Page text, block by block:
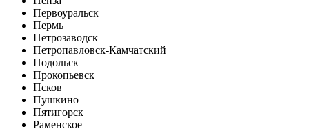
Первоуральск
Пермь
Петрозаводск
Петропавловск-Камчатский
Подольск
Прокопьевск
Псков
Пушкино
Пятигорск
Раменское